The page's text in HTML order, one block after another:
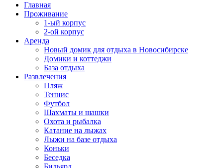
Главная
Проживание
1-ый корпус
2-ой корпус
Аренда
Новый домик для отдыха в Новосибирске
Домики и коттеджи
База отдыха
Развлечения
Пляж
Теннис
Футбол
Шахматы и шашки
Охота и рыбалка
Катание на лыжах
Лыжи на базе отдыха
Коньки
Беседка
Бильярд